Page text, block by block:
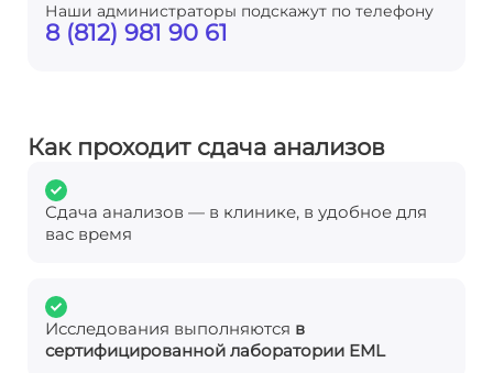
Наши администраторы подскажут по телефону
8 (812) 981 90 61
Как проходит сдача анализов
Сдача анализов — в клинике, в удобное для
вас время
Исследования выполняются в
сертифицированной лаборатории EML